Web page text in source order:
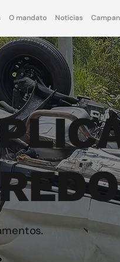
O mandato Notícias